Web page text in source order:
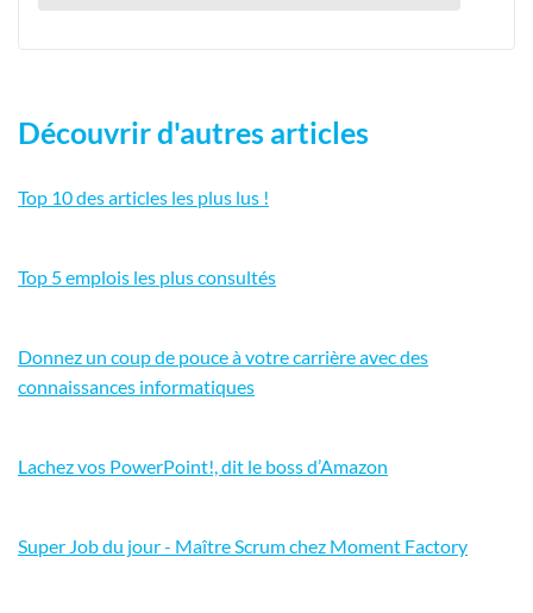
Découvrir d'autres articles
Top 10 des articles les plus lus !
Top 5 emplois les plus consultés
Donnez un coup de pouce à votre carrière avec des
connaissances informatiques
Lachez vos PowerPoint!, dit le boss d’Amazon
Super Job du jour - Maître Scrum chez Moment Factory